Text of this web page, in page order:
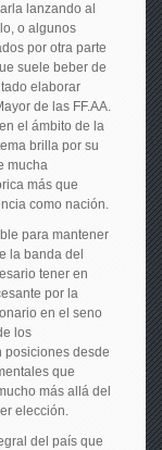
lanzando al
o algunos
por otra parte
suele beber de
elaborar
de las FF.AA.
el ámbito de la
brilla por su
mucha
más que
como nación.
para mantener
la banda del
tener en
por la
en el seno
los
posiciones desde
que
más allá del
elección.
del país que